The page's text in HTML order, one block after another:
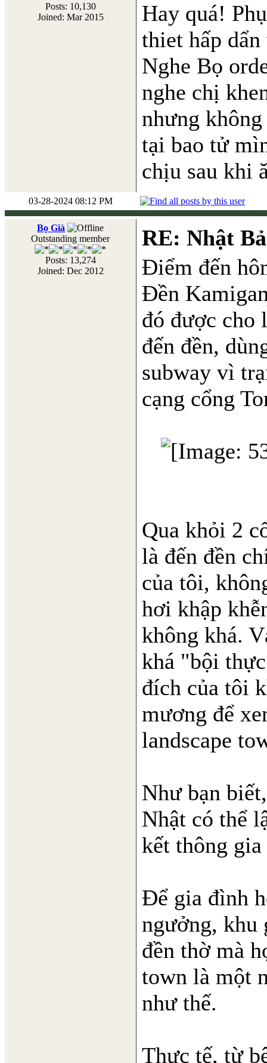
Posts: 10,130
Joined: Mar 2015
Hay quá!
thiet hấp
Nghe Bọ
nghe chị
nhưng
tại bao tử
chịu sau khi
03-28-2024 08:12 PM
Bọ Già
Outstanding member
Posts: 13,274
Joined: Dec 2012
RE: Nhật
Điểm đến
Đền
đó được cho
đến đền,
subway vì
cạng cổng
Qua khỏi 2
là đến đền
của tôi,
hơi khập
không khá.
khá "bội
đích của tôi
mương để
landscape
Như bạn
Nhật có thể
kết thông
Để gia đình
ngưởng, khu
đền thờ mà
town là một
như thế.
Thực tế, từ